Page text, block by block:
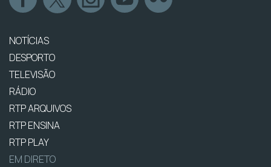
NOTÍCIAS
DESPORTO
TELEVISÃO
RÁDIO
RTP ARQUIVOS
RTP ENSINA
RTP PLAY
EM DIRETO